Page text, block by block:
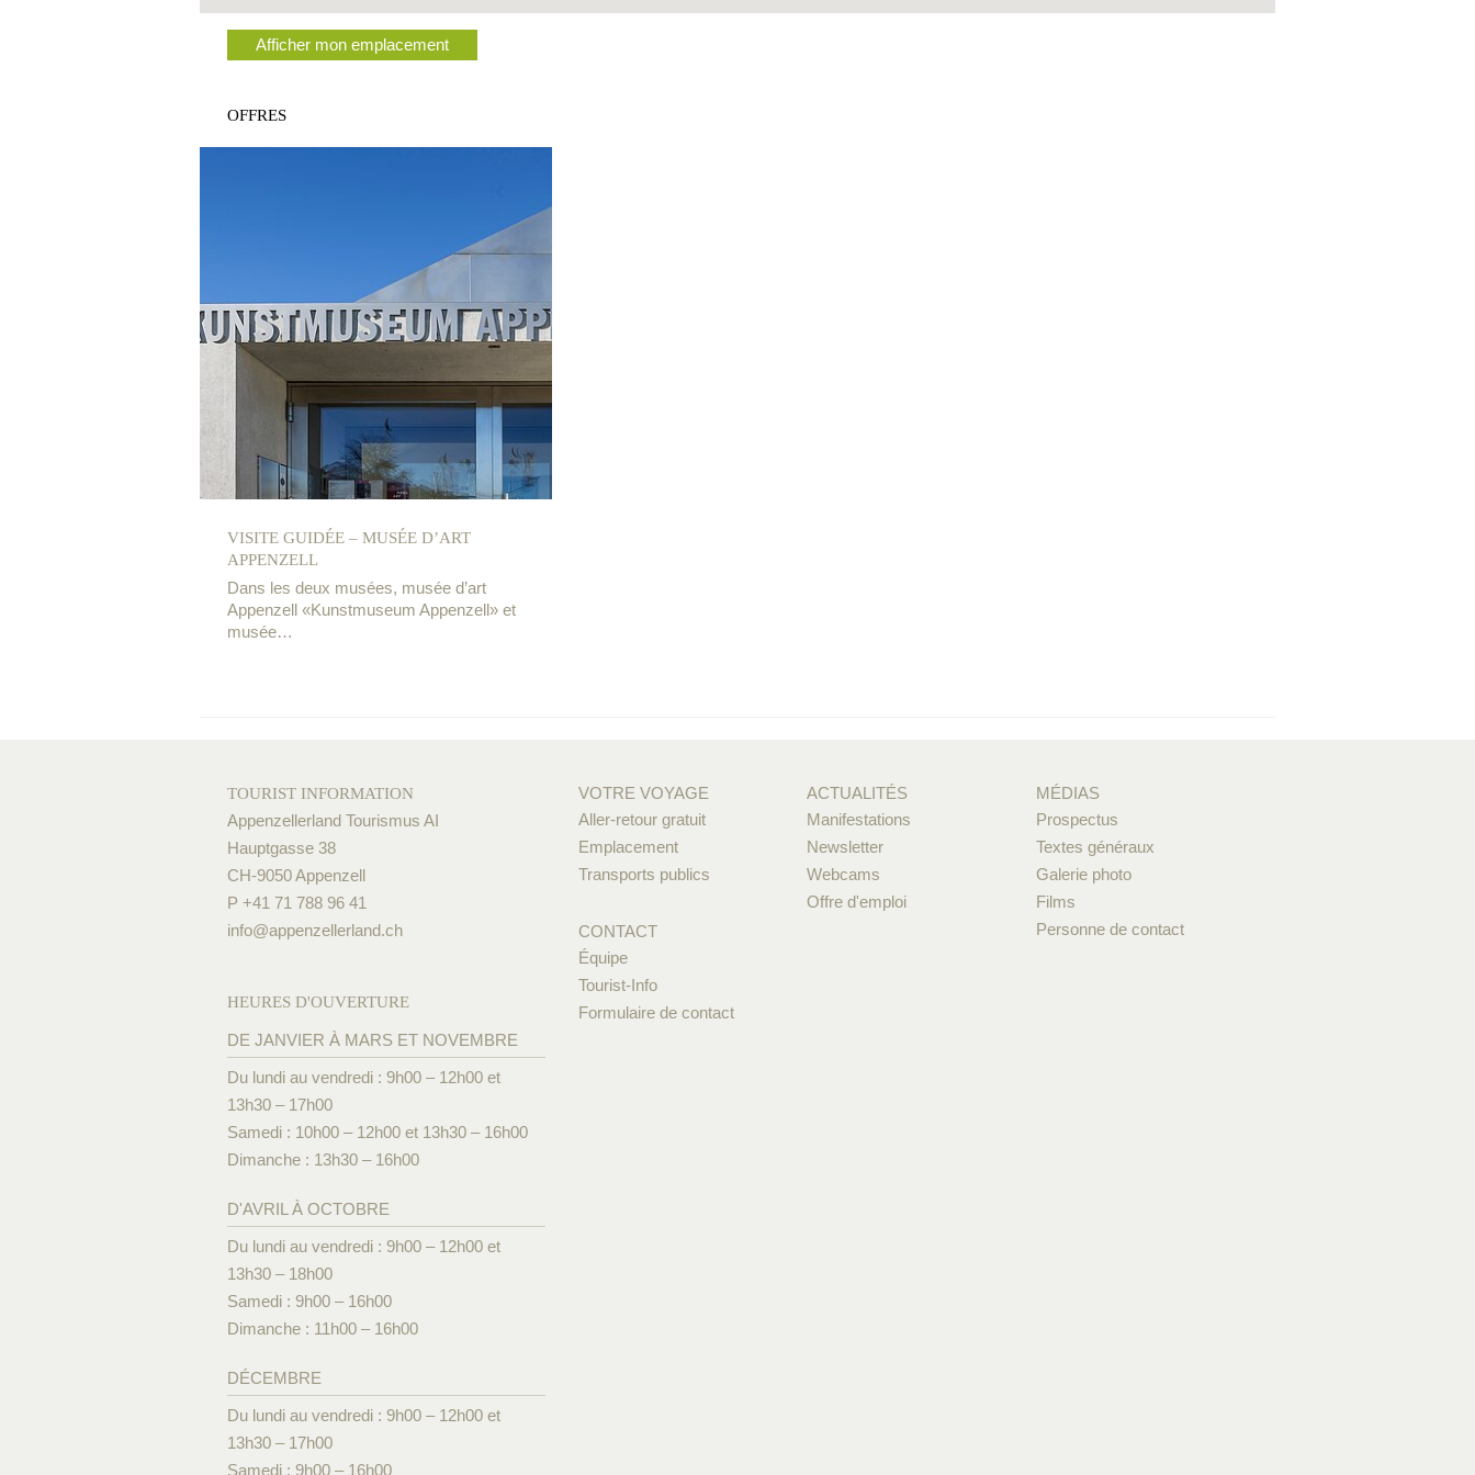
Afficher mon emplacement
OFFRES
VISITE GUIDÉE – MUSÉE D’ART
APPENZELL
Dans les deux musées, musée d’art
Appenzell «Kunstmuseum Appenzell» et
musée…
TOURIST INFORMATION
Appenzellerland Tourismus AI
Hauptgasse 38
CH-9050 Appenzell
P +41 71 788 96 41
info@appenzellerland.ch
HEURES D'OUVERTURE
DE JANVIER À MARS ET NOVEMBRE
Du lundi au vendredi : 9h00 – 12h00 et
13h30 – 17h00
Samedi : 10h00 – 12h00 et 13h30 – 16h00
Dimanche : 13h30 – 16h00
D'AVRIL À OCTOBRE
Du lundi au vendredi : 9h00 – 12h00 et
13h30 – 18h00
Samedi : 9h00 – 16h00
Dimanche : 11h00 – 16h00
DÉCEMBRE
Du lundi au vendredi : 9h00 – 12h00 et
13h30 – 17h00
Samedi : 9h00 – 16h00
VOTRE VOYAGE
Aller-retour gratuit
Emplacement
Transports publics
CONTACT
Équipe
Tourist-Info
Formulaire de contact
ACTUALITÉS
Manifestations
Newsletter
Webcams
Offre d'emploi
MÉDIAS
Prospectus
Textes généraux
Galerie photo
Films
Personne de contact